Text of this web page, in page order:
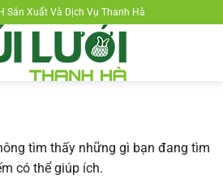
Sản Xuất Và Dịch Vụ Thanh Hà
tìm thấy những gì bạn đang tìm
có thể giúp ích.